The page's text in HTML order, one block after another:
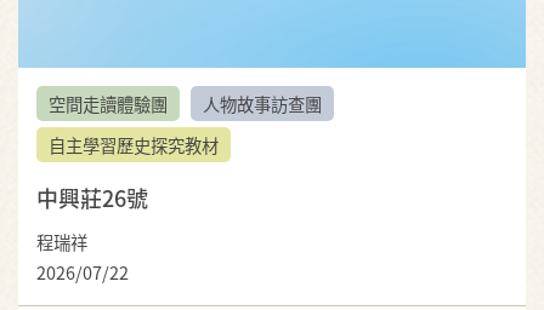
空間走讀體驗團
人物故事訪查團
自主學習歷史探究教材
中興莊26號
程瑞祥
2026/07/22